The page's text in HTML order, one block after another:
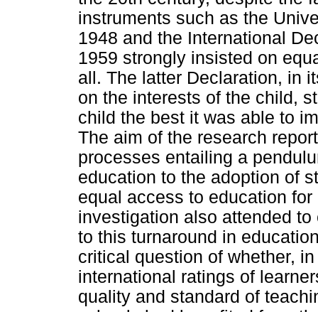
instruments such as the
1948 and the International
1959 strongly insisted on
all. The latter Declaration, in
on the interests of the child,
child the best it was able to
The aim of the research
processes entailing a
education to the adoption of
equal access to education
investigation also attended
to this turnaround in
critical question of whether,
international ratings of
quality and standard of